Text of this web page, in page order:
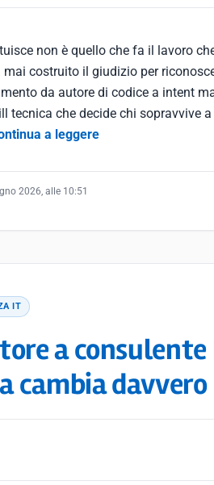
non è quello che fa il lavoro
mai costruito il giudizio per
da autore di codice a intent
tecnica che decide chi sopravvive
a leggere
2026, alle 10:51
IT
a
cambia davvero